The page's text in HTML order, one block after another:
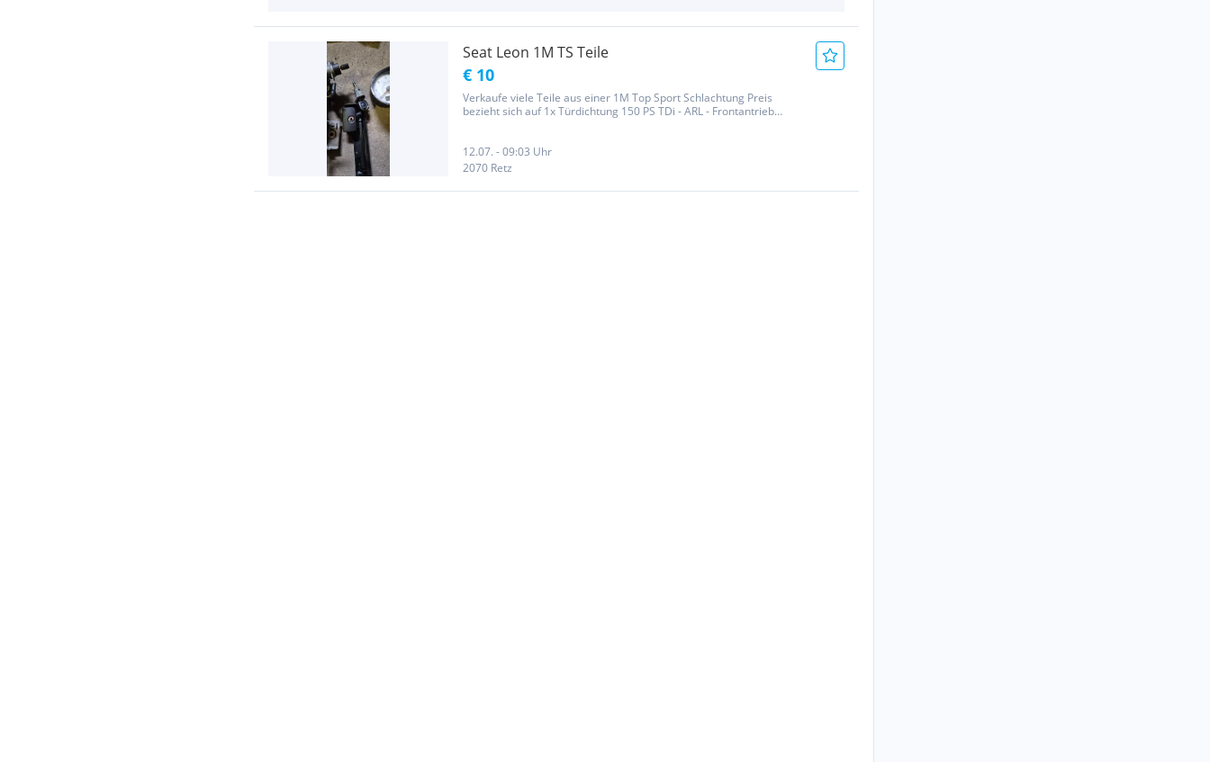
Seat Leon 1M TS Teile
€ 10
Verkaufe viele Teile aus einer 1M Top Sport Schlachtung Preis
bezieht sich auf 1x Türdichtung 150 PS TDi - ARL - Frontantrieb
12.07. - 09:03 Uhr
2070 Retz